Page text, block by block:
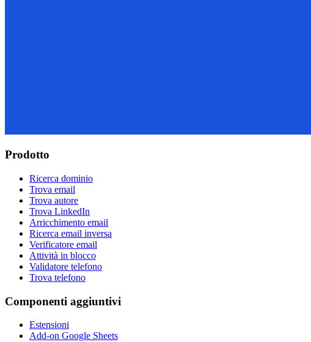
Prodotto
Ricerca dominio
Trova email
Trova autore
Trova LinkedIn
Arricchimento email
Ricerca email inversa
Verificatore email
Attività in blocco
Validatore telefono
Trova telefono
Componenti aggiuntivi
Estensioni
Add-on Google Sheets